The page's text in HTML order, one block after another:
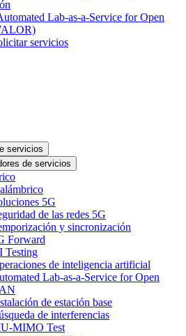
Lab-as-a-Service for Open
servicios
servicios
de servicios
5G
de las redes 5G
y sincronización
Forward
Testing
de inteligencia artificial
Lab-as-a-Service for Open
de estación base
de interferencias
MIMO Test